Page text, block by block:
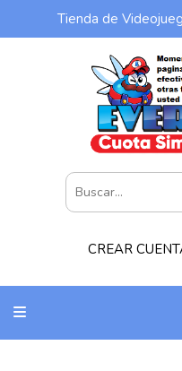
Tienda de
CREAR